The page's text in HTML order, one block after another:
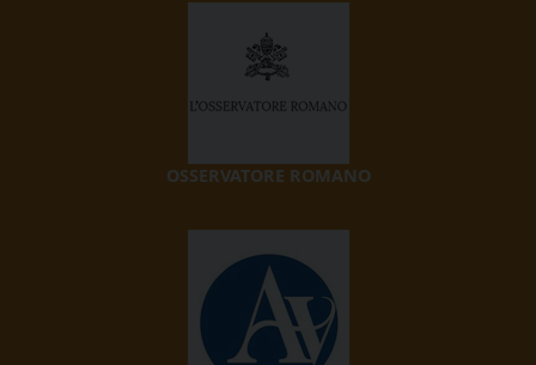
OSSERVATORE ROMANO